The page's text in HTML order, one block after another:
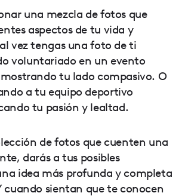
una mezcla de fotos que
aspectos de tu vida y
vez tengas una foto de ti
voluntariado en un evento
tu lado compasivo. O
a tu equipo deportivo
tu pasión y lealtad.
de fotos que cuenten una
darás a tus posibles
idea más profunda y completa
cuando sientan que te conocen